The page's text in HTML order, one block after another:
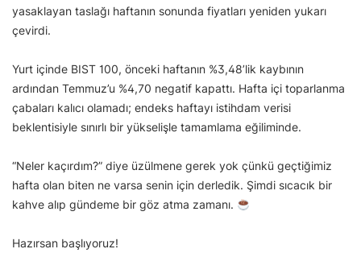
yasaklayan taslağı haftanın sonunda fiyatları yeniden yukarı
çevirdi.
Yurt içinde BIST 100, önceki haftanın %3,48’lik kaybının
ardından Temmuz’u %4,70 negatif kapattı. Hafta içi toparlanma
çabaları kalıcı olamadı; endeks haftayı istihdam verisi
beklentisiyle sınırlı bir yükselişle tamamlama eğiliminde.
“Neler kaçırdım?” diye üzülmene gerek yok çünkü geçtiğimiz
hafta olan biten ne varsa senin için derledik. Şimdi sıcacık bir
kahve alıp gündeme bir göz atma zamanı.
Hazırsan başlıyoruz!